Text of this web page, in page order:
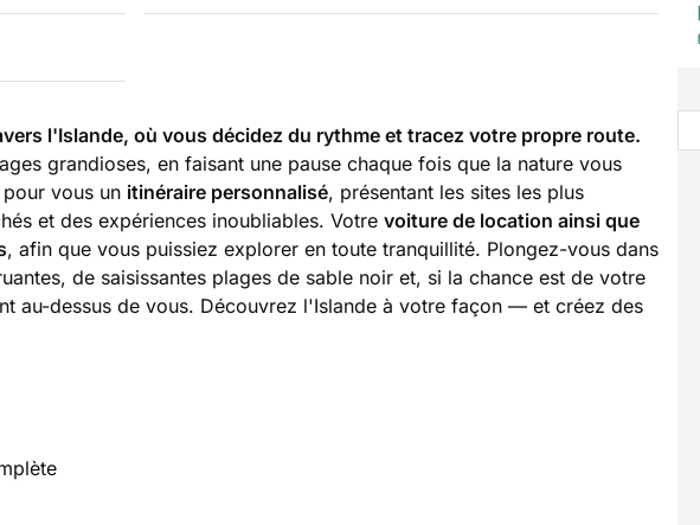
l'Islande, où vous décidez du rythme et tracez votre propre route.
grandioses, en faisant une pause chaque fois que la nature vous
vous un itinéraire personnalisé, présentant les sites les plus
et des expériences inoubliables. Votre voiture de location ainsi que
, afin que vous puissiez explorer en toute tranquillité. Plongez-vous dans
de saisissantes plages de sable noir et, si la chance est de votre
au-dessus de vous. Découvrez l'Islande à votre façon — et créez des